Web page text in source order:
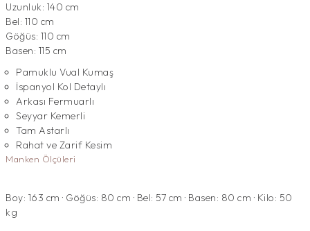
Uzunluk: 140 cm
Bel: 110 cm
Göğüs: 110 cm
Basen: 115 cm
Pamuklu Vual Kumaş
İspanyol Kol Detaylı
Arkası Fermuarlı
Seyyar Kemerli
Tam Astarlı
Rahat ve Zarif Kesim
Manken Ölçüleri
Boy: 163 cm · Göğüs: 80 cm · Bel: 57 cm · Basen: 80 cm · Kilo: 50
kg